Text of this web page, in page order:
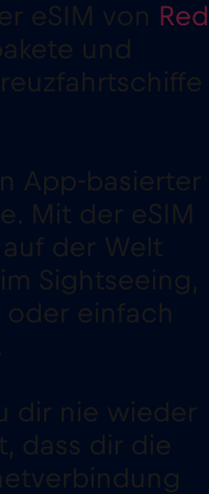
eSIM von Red
und
App-basierter
Mit der eSIM
der Welt
Sightseeing,
oder einfach
dir nie wieder
dass dir die